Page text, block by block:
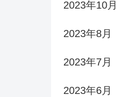
2023年10月
2023年8月
2023年7月
2023年6月